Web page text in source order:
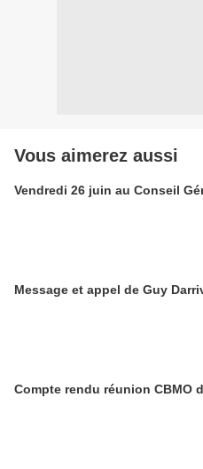
Vous aimerez aussi
Vendredi 26 juin au Conseil
Message et appel de Guy
Compte rendu réunion CBMO